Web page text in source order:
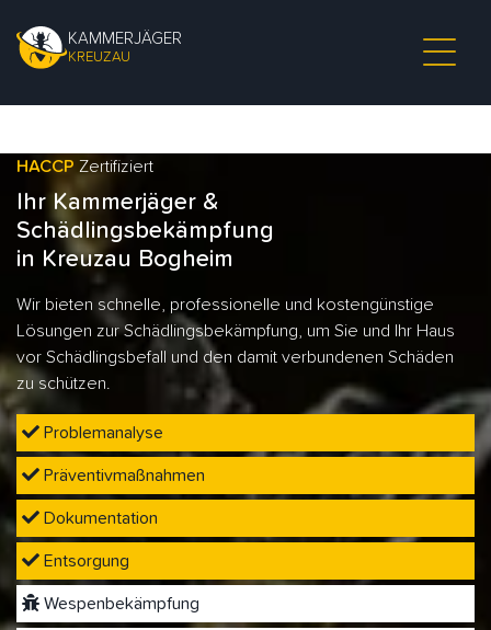
KAMMERJÄGER
KREUZAU
HACCP Zertifiziert
Ihr Kammerjäger &
Schädlingsbekämpfung
in Kreuzau Bogheim
Wir bieten schnelle, professionelle und kostengünstige
Lösungen zur Schädlingsbekämpfung, um Sie und Ihr Haus
vor Schädlingsbefall und den damit verbundenen Schäden
zu schützen.
Problemanalyse
Präventivmaßnahmen
Dokumentation
Entsorgung
Wespenbekämpfung